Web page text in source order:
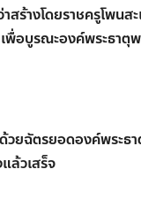
สร้างโดยราชครูโพ
พื่อบูรณะองค์พระธา
ยฉัตรยอดองค์พระธ
ล้วเสร็จ